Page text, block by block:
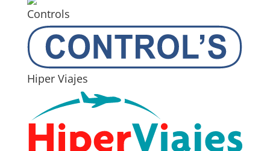
Controls
Hiper Viajes